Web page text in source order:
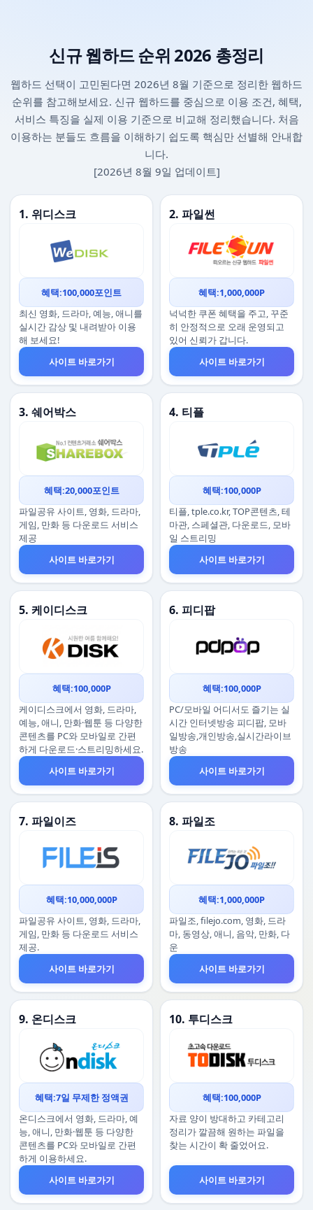
신규 웹하드 순위 2026 총정리
웹하드 선택이 고민된다면 2026년 8월 기준으로 정리한 웹하드
순위를 참고해보세요. 신규 웹하드를 중심으로 이용 조건, 혜택,
서비스 특징을 실제 이용 기준으로 비교해 정리했습니다. 처음
이용하는 분들도 흐름을 이해하기 쉽도록 핵심만 선별해 안내합
니다.
[2026년 8월 9일 업데이트]
1. 위디스크
혜택:100,000포인트
최신 영화, 드라마, 예능, 애니를
실시간 감상 및 내려받아 이용
해 보세요!
사이트 바로가기
2. 파일썬
혜택:1,000,000P
넉넉한 쿠폰 혜택을 주고, 꾸준
히 안정적으로 오래 운영되고
있어 신뢰가 갑니다.
사이트 바로가기
3. 쉐어박스
혜택:20,000포인트
파일공유 사이트, 영화, 드라마,
게임, 만화 등 다운로드 서비스
제공
사이트 바로가기
4. 티플
혜택:100,000P
티플, tple.co.kr, TOP콘텐츠, 테
마관, 스페셜관, 다운로드, 모바
일 스트리밍
사이트 바로가기
5. 케이디스크
혜택:100,000P
케이디스크에서 영화, 드라마,
예능, 애니, 만화·웹툰 등 다양한
콘텐츠를 PC와 모바일로 간편
하게 다운로드·스트리밍하세요.
사이트 바로가기
6. 피디팝
혜택:100,000P
PC/모바일 어디서도 즐기는 실
시간 인터넷방송 피디팝, 모바
일방송,개인방송,실시간라이브
방송
사이트 바로가기
7. 파일이즈
혜택:10,000,000P
파일공유 사이트, 영화, 드라마,
게임, 만화 등 다운로드 서비스
제공.
사이트 바로가기
8. 파일조
혜택:1,000,000P
파일조, filejo.com, 영화, 드라
마, 동영상, 애니, 음악, 만화, 다
운
사이트 바로가기
9. 온디스크
혜택:7일 무제한 정액권
온디스크에서 영화, 드라마, 예
능, 애니, 만화·웹툰 등 다양한
콘텐츠를 PC와 모바일로 간편
하게 이용하세요.
사이트 바로가기
10. 투디스크
혜택:100,000P
자료 양이 방대하고 카테고리
정리가 깔끔해 원하는 파일을
찾는 시간이 확 줄었어요.
사이트 바로가기